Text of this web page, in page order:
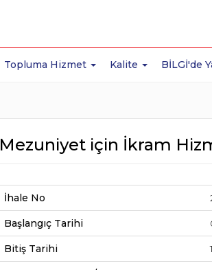
Topluma Hizmet Kalite BİLGİ'de
Mezuniyet için İkram
İhale No
Başlangıç Tarihi
Bitiş Tarihi